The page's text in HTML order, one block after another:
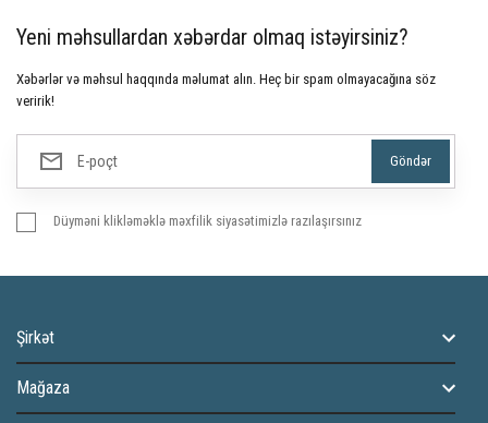
Yeni məhsullardan xəbərdar olmaq istəyirsiniz?
Xəbərlər və məhsul haqqında məlumat alın. Heç bir spam olmayacağına söz
veririk!
Düyməni klikləməklə məxfilik siyasətimizlə razılaşırsınız
Şirkət
Mağaza